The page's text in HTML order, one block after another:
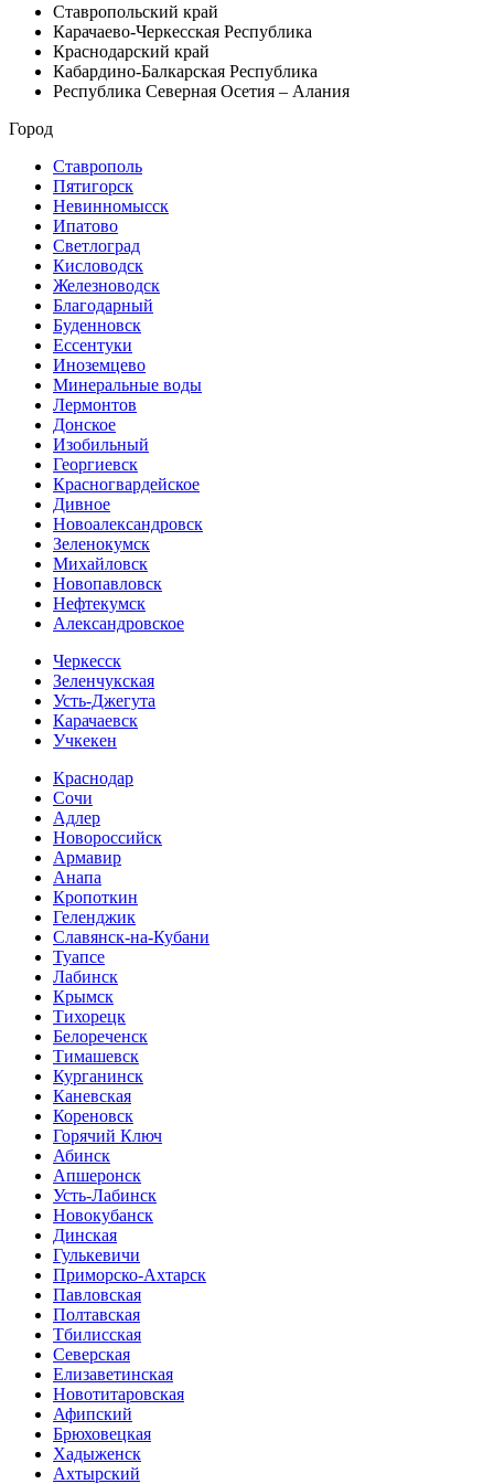
Ставропольский край
Карачаево-Черкесская Республика
Краснодарский край
Кабардино-Балкарская Республика
Республика Северная Осетия – Алания
Город
Ставрополь
Пятигорск
Невинномысск
Ипатово
Светлоград
Кисловодск
Железноводск
Благодарный
Буденновск
Ессентуки
Иноземцево
Минеральные воды
Лермонтов
Донское
Изобильный
Георгиевск
Красногвардейское
Дивное
Новоалександровск
Зеленокумск
Михайловск
Новопавловск
Нефтекумск
Александровское
Черкесск
Зеленчукская
Усть-Джегута
Карачаевск
Учкекен
Краснодар
Сочи
Адлер
Новороссийск
Армавир
Анапа
Кропоткин
Геленджик
Славянск-на-Кубани
Туапсе
Лабинск
Крымск
Тихорецк
Белореченск
Тимашевск
Курганинск
Каневская
Кореновск
Горячий Ключ
Абинск
Апшеронск
Усть-Лабинск
Новокубанск
Динская
Гулькевичи
Приморско-Ахтарск
Павловская
Полтавская
Тбилисская
Северская
Елизаветинская
Новотитаровская
Афипский
Брюховецкая
Хадыженск
Ахтырский